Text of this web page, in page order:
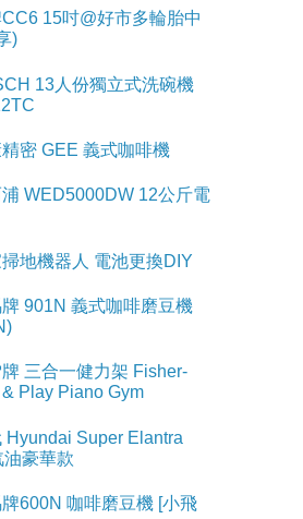
15吋@好市多輪胎中
)
13人份獨立式洗碗機
密 GEE 義式咖啡機
WED5000DW 12公斤電
地機器人 電池更換DIY
901N 義式咖啡磨豆機
三合一健力架 Fisher-
Play Piano Gym
Hyundai Super Elantra
油豪華款
600N 咖啡磨豆機 [小飛